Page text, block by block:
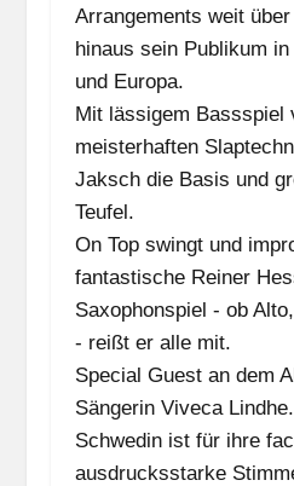
Arrangements weit
hinaus sein Publikum
und Europa.
Mit lässigem Bassspiel
meisterhaften
Jaksch die Basis und
Teufel.
On Top swingt und
fantastische Reiner
Saxophonspiel - ob
- reißt er alle mit.
Special Guest an dem
Sängerin Viveca
Schwedin ist für ihre
ausdrucksstarke